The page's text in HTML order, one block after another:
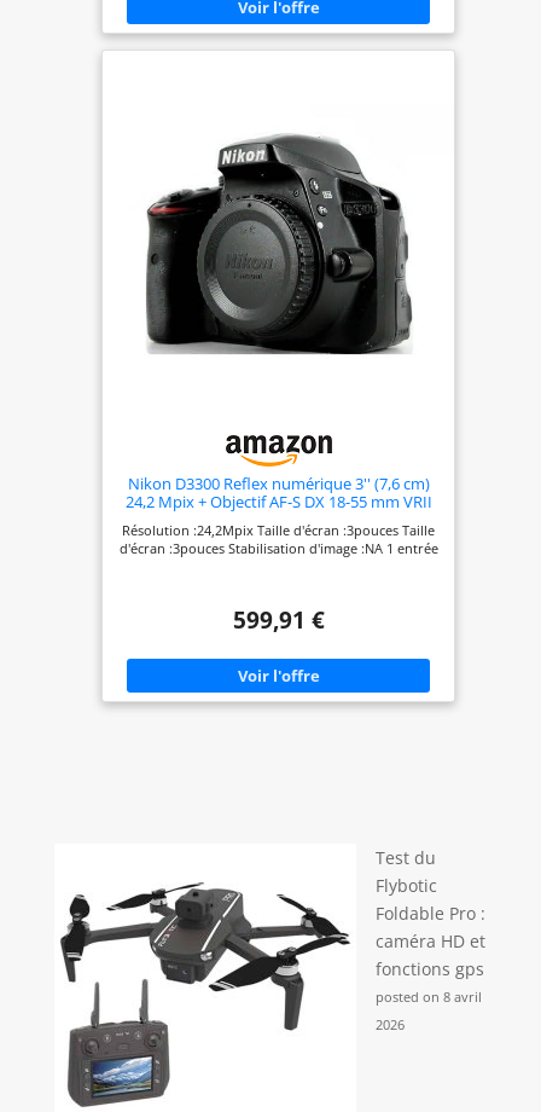
Nikon D3300 Reflex numérique 3'' (7,6 cm)
24,2 Mpix + Objectif AF-S DX 18-55 mm VRII
Résolution :24,2Mpix Taille d'écran :3pouces Taille
d'écran :3pouces Stabilisation d'image :NA 1 entrée
599,91 €
Test du
Flybotic
Foldable Pro :
caméra HD et
fonctions gps
posted on 8 avril
2026